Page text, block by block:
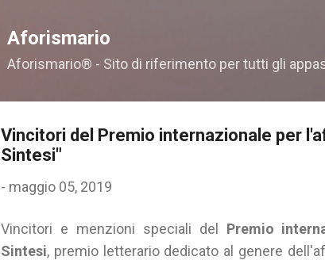
Aforismario
Aforismario® - Sito di riferimento per tutti gli
Vincitori del Premio internazionale per
Sintesi"
- maggio 05, 2019
Vincitori e menzioni speciali del Premio
Sintesi, premio letterario dedicato al genere